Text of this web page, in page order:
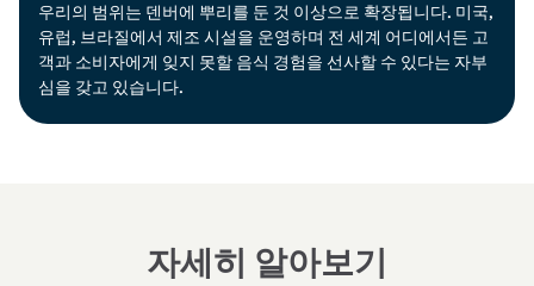
우리의 범위는 덴버에 뿌리를 둔 것 이상으로 확장됩니다. 미국,
유럽, 브라질에서 제조 시설을 운영하며 전 세계 어디에서든 고
객과 소비자에게 잊지 못할 음식 경험을 선사할 수 있다는 자부
심을 갖고 있습니다.
자세히 알아보기